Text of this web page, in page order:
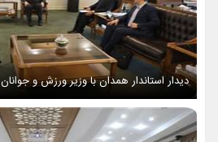
دیدار استاندار همدان با وزیر ورزش و جوانان